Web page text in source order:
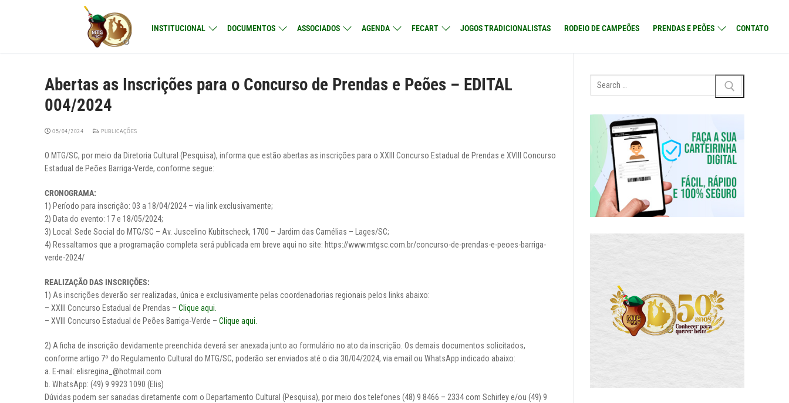
INSTITUCIONAL DOCUMENTOS ASSOCIADOS AGENDA FECART JOGOS TRADICIONALISTAS RODEIO DE CAMPEÕES PRENDAS E PEÕES CONTATO
Abertas as Inscrições para o Concurso de Prendas e Peões – EDITAL
004/2024
05/04/2024 PUBLICAÇÕES
O MTG/SC, por meio da Diretoria Cultural (Pesquisa), informa que estão abertas as inscrições para o XXIII Concurso Estadual de Prendas e XVIII Concurso
Estadual de Peões Barriga-Verde, conforme segue:
CRONOGRAMA:
1) Período para inscrição: 03 a 18/04/2024 – via link exclusivamente;
2) Data do evento: 17 e 18/05/2024;
3) Local: Sede Social do MTG/SC – Av. Juscelino Kubitscheck, 1700 – Jardim das Camélias – Lages/SC;
4) Ressaltamos que a programação completa será publicada em breve aqui no site: https://www.mtgsc.com.br/concurso-de-prendas-e-peoes-barriga-
verde-2024/
REALIZAÇÃO DAS INSCRIÇÕES:
1) As inscrições deverão ser realizadas, única e exclusivamente pelas coordenadorias regionais pelos links abaixo:
– XXIII Concurso Estadual de Prendas – Clique aqui.
– XVIII Concurso Estadual de Peões Barriga-Verde – Clique aqui.
2) A ficha de inscrição devidamente preenchida deverá ser anexada junto ao formulário no ato da inscrição. Os demais documentos solicitados,
conforme artigo 7º do Regulamento Cultural do MTG/SC, poderão ser enviados até o dia 30/04/2024, via email ou WhatsApp indicado abaixo:
a. E-mail: elisregina_@hotmail.com
b. WhatsApp: (49) 9 9923 1090 (Elis)
Dúvidas podem ser sanadas diretamente com o Departamento Cultural (Pesquisa), por meio dos telefones (48) 9 8466 – 2334 com Schirley e/ou (49) 9
Pesquisar
por: